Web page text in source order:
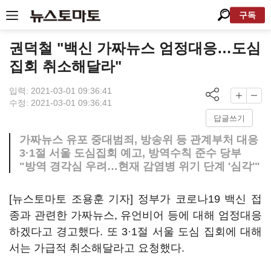
구독
권덕철 "백신 가짜뉴스 엄정대응…도심
집회 취소해달라"
입력: 2021-03-01 09:36:41
수정: 2021-03-01 09:36:41
답글쓰기
가짜뉴스 유포 중대범죄, 방송위 등 관계부처 대응
3·1절 서울 도심집회 예고, 방역수칙 준수 당부
"방역 경각심 우려…현재 감염병 위기 단계 '심각'"
[뉴스토마토 조용훈 기자] 정부가 코로나19 백신 접
종과 관련한 가짜뉴스, 유언비어 등에 대해 엄정대응
하겠다고 경고했다. 또 3·1절 서울 도심 집회에 대해
서는 가급적 취소해달라고 요청했다.